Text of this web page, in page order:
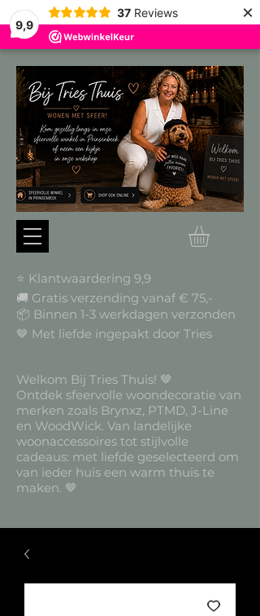
9,9
37 Reviews ×
⭐ Klantwaardering 9,9
🚚 Gratis verzending vanaf € 75,-
📦 Binnen 1-3 werkdagen verzonden
🤎 Met liefde ingepakt door Tries
Welkom Bij Tries Thuis! 🤎
Ontdek sfeervolle woondecoratie van
merken zoals Brynxz, PTMD, J-Line
en WoodWick. Van landelijke
woonaccessoires tot stijlvolle
cadeaus: met liefde geselecteerd om
van ieder huis een warm thuis te
maken. 🤎